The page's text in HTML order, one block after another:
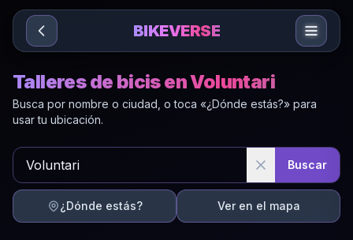
Sari la conținut
BIKEVERSE
Talleres de bicis en Voluntari
Busca por nombre o ciudad, o toca «¿Dónde estás?» para
usar tu ubicación.
Buscar
¿Dónde estás? Ver en el mapa